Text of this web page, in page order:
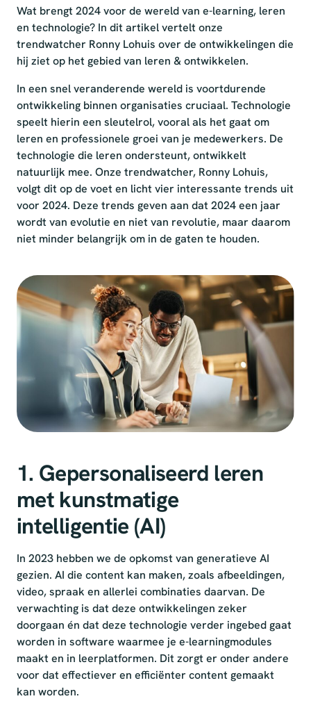
Wat brengt 2024 voor de wereld van e-learning, leren
en technologie? In dit artikel vertelt onze
trendwatcher Ronny Lohuis over de ontwikkelingen die
hij ziet op het gebied van leren & ontwikkelen.
In een snel veranderende wereld is voortdurende
ontwikkeling binnen organisaties cruciaal. Technologie
speelt hierin een sleutelrol, vooral als het gaat om
leren en professionele groei van je medewerkers. De
technologie die leren ondersteunt, ontwikkelt
natuurlijk mee. Onze trendwatcher, Ronny Lohuis,
volgt dit op de voet en licht vier interessante trends uit
voor 2024. Deze trends geven aan dat 2024 een jaar
wordt van evolutie en niet van revolutie, maar daarom
niet minder belangrijk om in de gaten te houden.
1. Gepersonaliseerd leren
met kunstmatige
intelligentie (AI)
In 2023 hebben we de opkomst van generatieve AI
gezien. AI die content kan maken, zoals afbeeldingen,
video, spraak en allerlei combinaties daarvan. De
verwachting is dat deze ontwikkelingen zeker
doorgaan én dat deze technologie verder ingebed gaat
worden in software waarmee je e-learningmodules
maakt en in leerplatformen. Dit zorgt er onder andere
voor dat effectiever en efficiënter content gemaakt
kan worden.